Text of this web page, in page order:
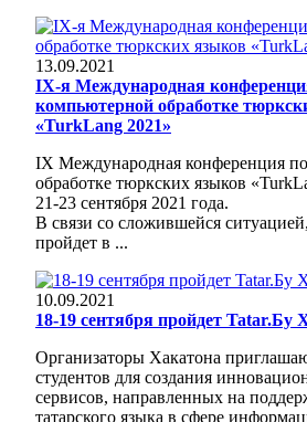
13.09.2021
IХ-я Международная
компьютерной обработке
«TurkLang 2021»
IХ Международная конференция
обработке тюркских языков
21-23 сентября 2021 года.
В связи со сложившейся
пройдет в ...
10.09.2021
18-19 сентября пройдет Tatar.Бу
Организаторы Хакатона
студентов для создания
сервисов, направленных на
татарского языка в сфере